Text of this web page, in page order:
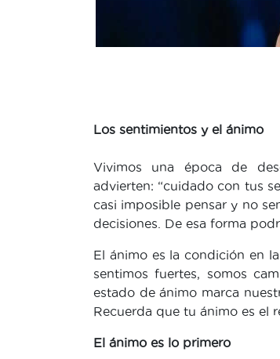
Los sentimientos y el ánimo
Vivimos una época de
advierten: “cuidado con tus
casi imposible pensar y no
decisiones. De esa forma
El ánimo es la condición en
sentimos fuertes, somos
estado de ánimo marca
Recuerda que tu ánimo es el
El ánimo es lo primero